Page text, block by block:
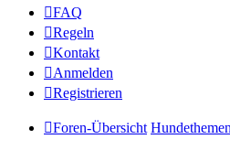
FAQ
Regeln
Kontakt
Anmelden
Registrieren
Foren-Übersicht Hundethemen